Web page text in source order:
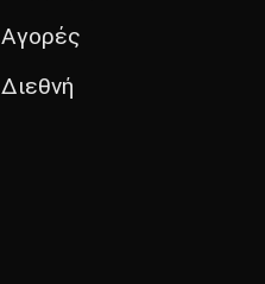
Αγορές
Διεθνή